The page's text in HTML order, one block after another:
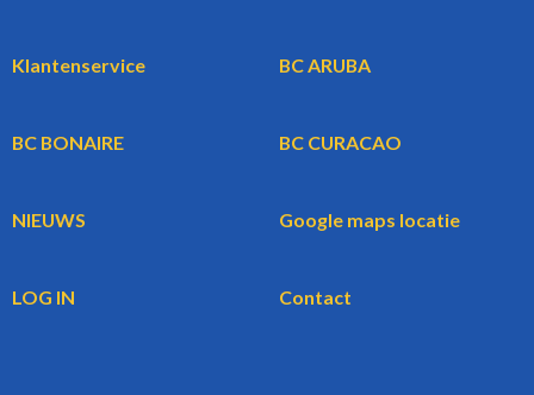
Klantenservice BC ARUBA
BC BONAIRE BC CURACAO
NIEUWS Google maps locatie
LOG IN Contact